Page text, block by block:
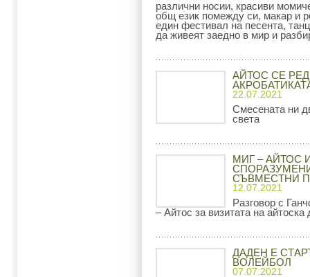
различни носии, красиви
общ език помежду си, макар и
един фестивал на песента,
да живеят заедно в мир и
АЙТОС СЕ
22.07.2021
Смесената ни
света
МИГ – АЙТОС
СЪВМЕСТНИ
12.07.2021
Разговор с
– Айтос за визитата на
ДАДЕН Е
ВОЛЕЙБОЛ
07.07.2021